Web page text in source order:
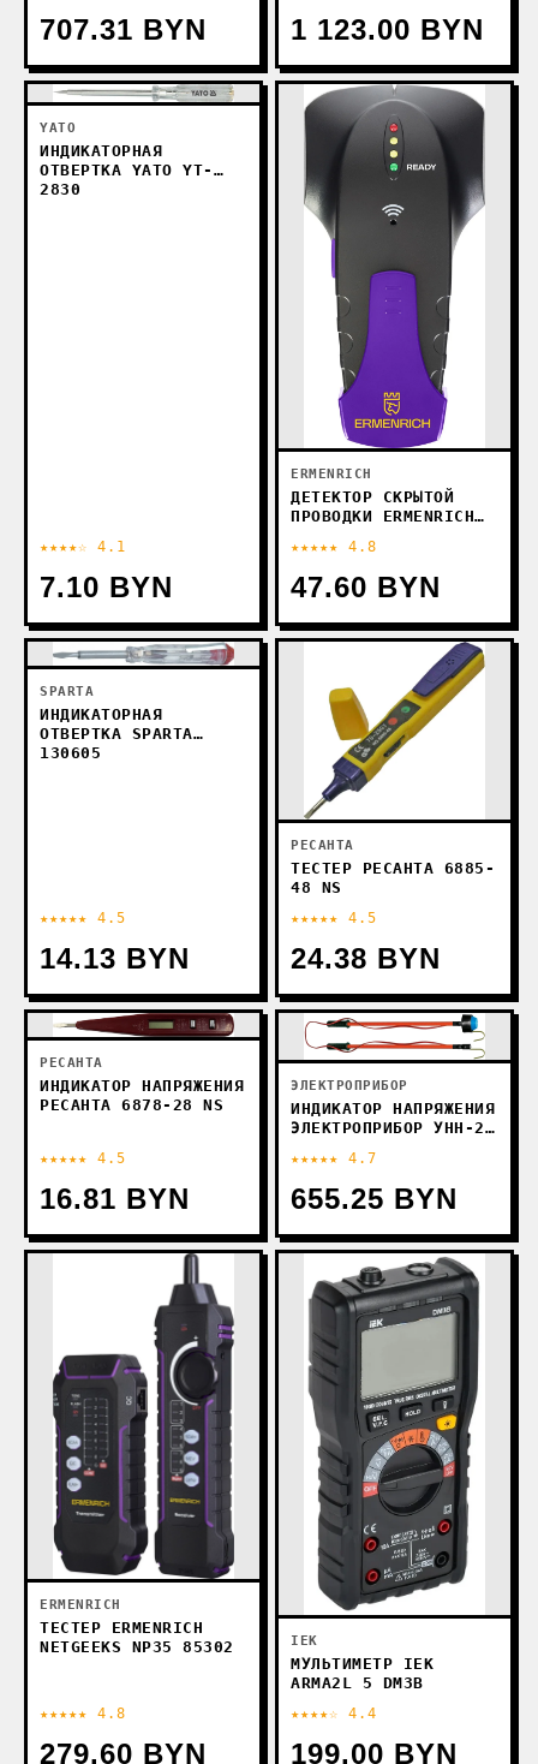
707.31 BYN 1 123.00 BYN
YATO
ИНДИКАТОРНАЯ
ОТВЕРТКА YATO YT-
2830
★★★★☆ 4.1
7.10 BYN
ERMENRICH
ДЕТЕКТОР СКРЫТОЙ
ПРОВОДКИ ERMENRICH
★★★★★ 4.8
47.60 BYN
SPARTA
ИНДИКАТОРНАЯ
ОТВЕРТКА SPARTA
130605
★★★★★ 4.5
14.13 BYN
РЕСАНТА
ТЕСТЕР РЕСАНТА 6885-
48 NS
★★★★★ 4.5
24.38 BYN
РЕСАНТА
ИНДИКАТОР НАПРЯЖЕНИЯ
РЕСАНТА 6878-28 NS
★★★★★ 4.5
16.81 BYN
ЭЛЕКТРОПРИБОР
ИНДИКАТОР НАПРЯЖЕНИЯ
ЭЛЕКТРОПРИБОР УНН-2Ш
★★★★★ 4.7
655.25 BYN
ERMENRICH
ТЕСТЕР ERMENRICH
NETGEEKS NP35 85302
★★★★★ 4.8
279.60 BYN
IEK
МУЛЬТИМЕТР IEK
ARMA2L 5 DM3B
★★★★☆ 4.4
199.00 BYN